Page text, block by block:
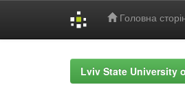
Головна
Lviv State University